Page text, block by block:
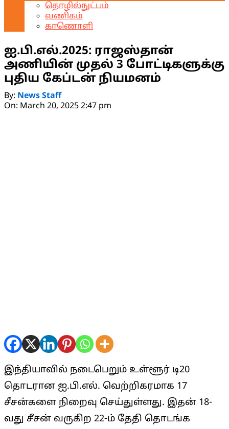
தொழில்நுட்பம்
வணிகம்
காணொளி
ஐ.பி.எல்.2025: ராஜஸ்தான்
அணியின் முதல் 3 போட்டிகளுக்கு
புதிய கேப்டன் நியமனம்
By: News Staff
On: March 20, 2025 2:47 pm
இந்தியாவில் நடைபெறும் உள்ளூர் டி20
தொடரான ஐ.பி.எல். வெற்றிகரமாக 17
சீசன்களை நிறைவு செய்துள்ளது. இதன் 18-
வது சீசன் வருகிற 22-ம் தேதி தொடங்க